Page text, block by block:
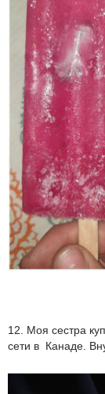
12. Моя сестра
сети в Канаде.